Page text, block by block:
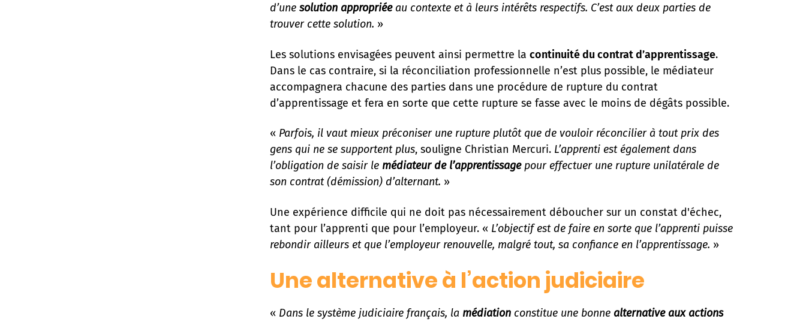
d’une solution appropriéeau contexte et à leurs intérêts respectifs. C’est aux deux parties de
trouver cette solution. »
Les solutions envisagées peuvent ainsi permettre la continuité du contrat d’apprentissage.
Dans le cas contraire, si la réconciliation professionnelle n’est plus possible, le médiateur
accompagnera chacune des parties dans une procédure de rupture du contrat
d’apprentissage et fera en sorte que cette rupture se fasse avec le moins de dégâts possible.
« Parfois, il vaut mieux préconiser une rupture plutôt que de vouloir réconcilier à tout prix des
gens qui ne se supportent plus, souligne Christian Mercuri. L’apprenti est également dans
l’obligation de saisir le médiateur de l’apprentissagepour effectuer une rupture unilatérale de
son contrat (démission) d’alternant. »
Une expérience difficile qui ne doit pas nécessairement déboucher sur un constat d'échec,
tant pour l’apprenti que pour l’employeur. « L’objectif est de faire en sorte que l’apprenti puisse
rebondir ailleurs et que l’employeur renouvelle, malgré tout, sa confiance en l’apprentissage. »
Une alternative à l’action judiciaire
« Dans le système judiciaire français, la médiation constitue une bonne alternative aux actions